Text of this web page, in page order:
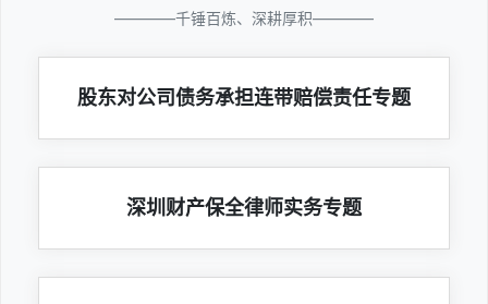
————千锤百炼、深耕厚积————
股东对公司债务承担连带赔偿责任专题
深圳财产保全律师实务专题